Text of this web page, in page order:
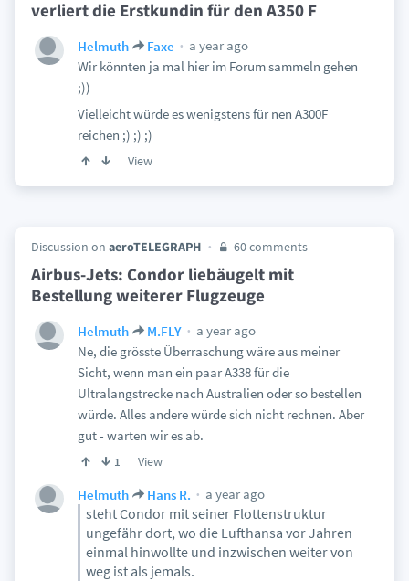
verliert die Erstkundin für den A350 F
Helmuth Faxe
a year ago
Wir könnten ja mal hier im Forum sammeln gehen
;))
Vielleicht würde es wenigstens für nen A300F
reichen ;) ;) ;)
View
Discussion on aeroTELEGRAPH 60 comments
Airbus-Jets: Condor liebäugelt mit
Bestellung weiterer Flugzeuge
Helmuth M.FLY
a year ago
Ne, die grösste Überraschung wäre aus meiner
Sicht, wenn man ein paar A338 für die
Ultralangstrecke nach Australien oder so bestellen
würde. Alles andere würde sich nicht rechnen. Aber
gut - warten wir es ab.
1 View
Helmuth Hans R. a year ago
steht Condor mit seiner Flottenstruktur
ungefähr dort, wo die Lufthansa vor Jahren
einmal hinwollte und inzwischen weiter von
weg ist als jemals.